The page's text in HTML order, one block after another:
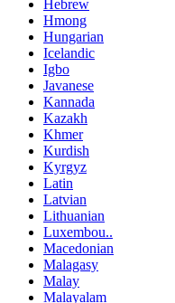
Hebrew
Hmong
Hungarian
Icelandic
Igbo
Javanese
Kannada
Kazakh
Khmer
Kurdish
Kyrgyz
Latin
Latvian
Lithuanian
Luxembou..
Macedonian
Malagasy
Malay
Malayalam